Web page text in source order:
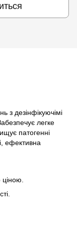
з дезінфікуючімі
легке
патогенні
ефективна